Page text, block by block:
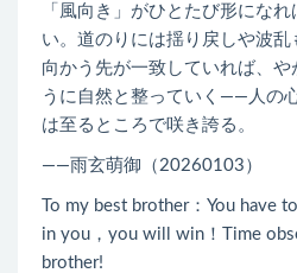
「風向き」がひとたび形にな
い。道のりには揺り戻しや波乱
向かう先が一致していれば、や
うに自然と整っていく――人の
は至るところで咲き誇る。
——雨玄萌御（20260103）
To my best brother：You have
in you，you will win！Time
brother!